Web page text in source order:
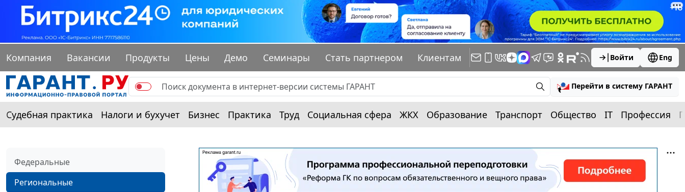
Компания Вакансии Продукты Цены Демо Семинары Стать партнером Клиентам Войти Eng
Перейти в систему ГАРАНТ
Судебная практика Налоги и бухучет Бизнес Практика Труд Социальная сфера ЖКХ Образование Транспорт Общество IT Профессия
Федеральные
Региональные